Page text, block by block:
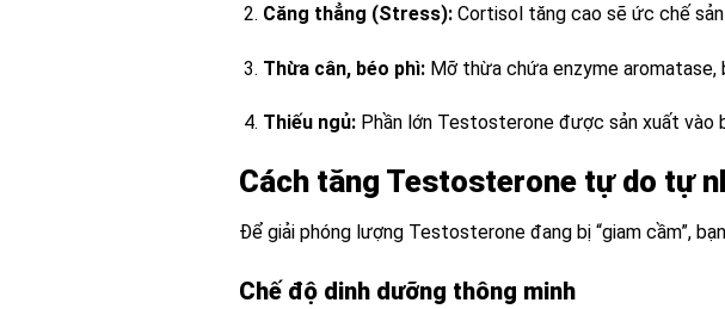
Căng thẳng (Stress): Cortisol tăng cao sẽ ức chế
Thừa cân, béo phì: Mỡ thừa chứa enzyme
Thiếu ngủ: Phần lớn Testosterone được sản xuất vào
Cách tăng Testosterone tự do tự
Để giải phóng lượng Testosterone đang bị “giam cầm”,
Chế độ dinh dưỡng thông minh